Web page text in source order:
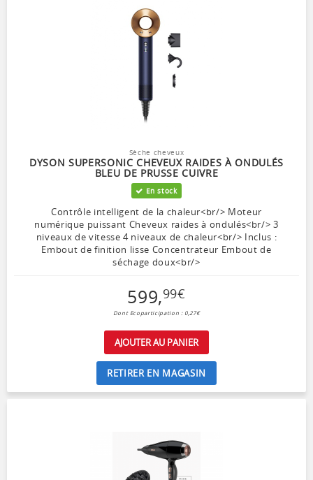
Sèche cheveux
DYSON SUPERSONIC CHEVEUX RAIDES À ONDULÉS
BLEU DE PRUSSE CUIVRE
En stock
Contrôle intelligent de la chaleur<br/> Moteur
numérique puissant Cheveux raides à ondulés<br/> 3
niveaux de vitesse 4 niveaux de chaleur<br/> Inclus :
Embout de finition lisse Concentrateur Embout de
séchage doux<br/>
599,99€
Dont Ecoparticipation : 0,27€
AJOUTER AU PANIER
RETIRER EN MAGASIN